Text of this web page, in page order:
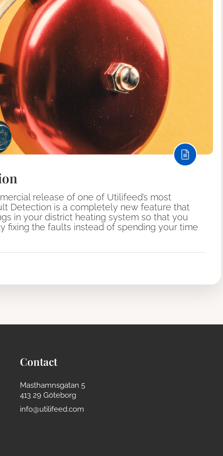
release of one of Utilifeed’s most
Detection is a completely new feature that
in your district heating system so that you
fixing the faults instead of spending your time
Contact
Masthamnsgatan 5
413 29 Göteborg
info@utilifeed.com